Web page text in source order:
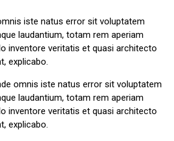
iste natus error sit voluptatem
laudantium, totam rem aperiam
inventore veritatis et quasi architecto
explicabo.
omnis iste natus error sit voluptatem
laudantium, totam rem aperiam
inventore veritatis et quasi architecto
explicabo.